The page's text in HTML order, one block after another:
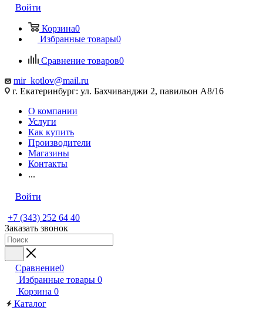
Войти
Корзина0
Избранные товары0
Сравнение товаров0
mir_kotlov@mail.ru
г. Екатеринбург: ул. Бахчиванджи 2, павильон А8/16
О компании
Услуги
Как купить
Производители
Магазины
Контакты
...
Войти
+7 (343) 252 64 40
Заказать звонок
Сравнение0
Избранные товары 0
Корзина 0
Каталог